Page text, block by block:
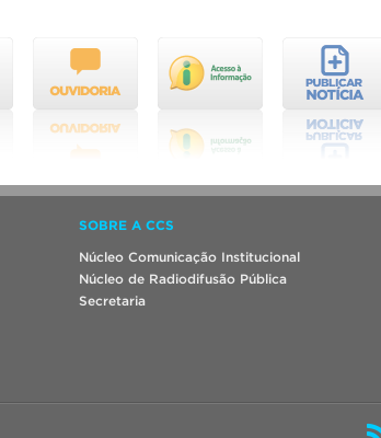
SOBRE A CCS
Núcleo Comunicação Institucional
Núcleo de Radiodifusão Pública
Secretaria